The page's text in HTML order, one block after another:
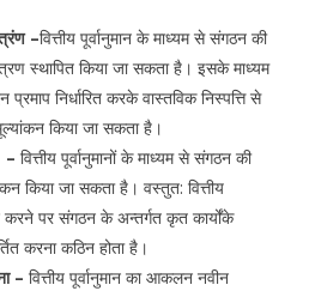
–वित्तीय पूर्वानुमान के माध्यम से संगठन की
स्थापित किया जा सकता है। इसके माध्यम
निर्धारित करके वास्तविक निस्पत्ति से
किया जा सकता है।
– वित्तीय पूर्वानुमानों के माध्यम से संगठन की
किया जा सकता है। वस्तुत: वित्तीय
न करने पर संगठन के अन्तर्गत कृत कार्योंके
करना कठिन होता है।
– वित्तीय पूर्वानुमान का आकलन नवीन